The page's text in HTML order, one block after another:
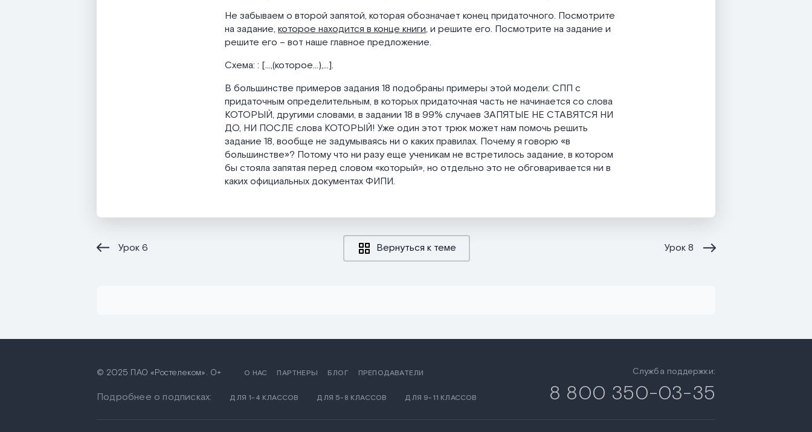
Не забываем о второй запятой, которая обозначает конец придаточного. Посмотрите
на задание, которое находится в конце книги, и решите его. Посмотрите на задание и
решите его – вот наше главное предложение.
Схема: : […,(которое…),…].
В большинстве примеров задания 18 подобраны примеры этой модели: СПП с
придаточным определительным, в которых придаточная часть не начинается со слова
КОТОРЫЙ, другими словами, в задании 18 в 99% случаев ЗАПЯТЫЕ НЕ СТАВЯТСЯ НИ
ДО, НИ ПОСЛЕ слова КОТОРЫЙ! Уже один этот трюк может нам помочь решить
задание 18, вообще не задумываясь ни о каких правилах. Почему я говорю «в
большинстве»? Потому что ни разу еще ученикам не встретилось задание, в котором
бы стояла запятая перед словом «который», но отдельно это не обговаривается ни в
каких официальных документах ФИПИ.
Урок6 Вернуться к теме Урок8
© 2025 ПАО «Ростелеком». 0+ О НАС ПАРТНЕРЫ БЛОГ ПРЕПОДАВАТЕЛИ
Подробнее о подписках: ДЛЯ 1-4 КЛАССОВ ДЛЯ 5-8 КЛАССОВ ДЛЯ 9-11 КЛАССОВ
Служба поддержки:
8 800 350-03-35